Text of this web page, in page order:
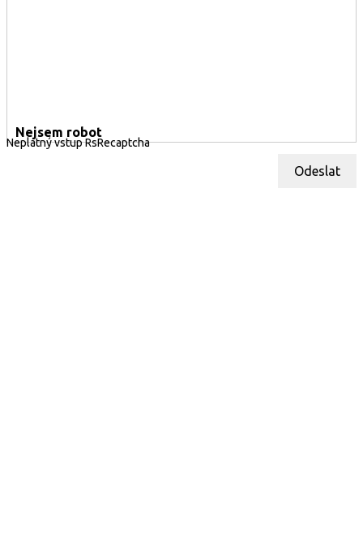
Nejsem robot
Neplatný vstup RsRecaptcha
Odeslat